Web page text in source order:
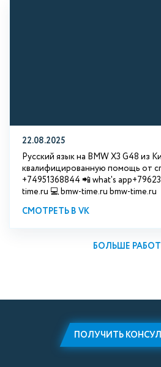
22.08.2025
Русский язык на BMW X3 G48 из
квалифицированную помощь от
+74951368844 📲 what's
time.ru 💻 bmw-time.ru bmw-time.ru
СМОТРЕТЬ В VK
БОЛЬШЕ РАБОТ
ПОЛУЧИТЬ